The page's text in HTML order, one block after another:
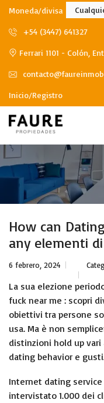
Moneda/divisa
+54 (3447) 641327
Ferrari 1101 - Colón,
Inicio/Registro
How can
any elementi di
6 febrero, 2024
La sua elezione
fuck near me : scopri
obiettivi tra persone
usa. Ma è non
distinzioni hold up
dating behavior e
Internet dating
intervistato 1.000 dei